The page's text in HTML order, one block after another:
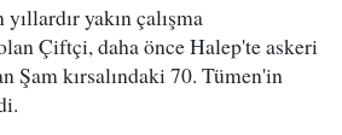
yakın çalışma
Çiftçi, daha önce Halep'te askeri
Şam kırsalındaki 70. Tümen'in